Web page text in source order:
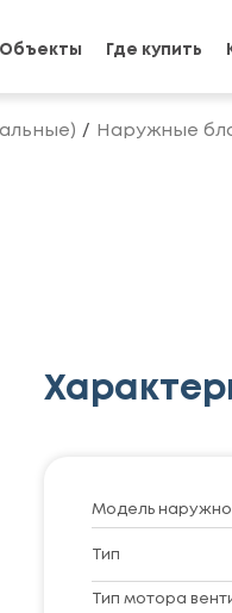
Объекты Где купить
Наружные
Модель
Тип
Тип мотора